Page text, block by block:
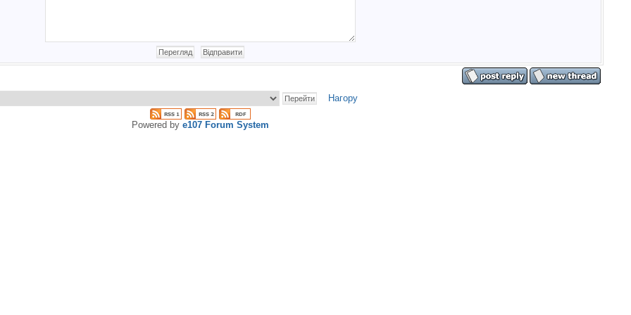
Нагору
Powered by e107 Forum System